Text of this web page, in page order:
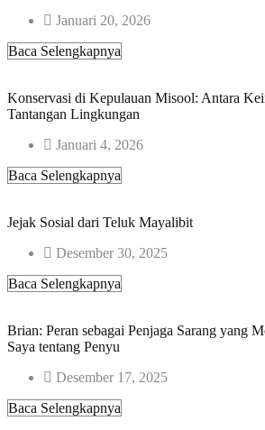
Januari 20, 2026
Baca Selengkapnya
Konservasi di Kepulauan Misool: Antara
Tantangan Lingkungan
Januari 4, 2026
Baca Selengkapnya
Jejak Sosial dari Teluk Mayalibit​
Desember 30, 2025
Baca Selengkapnya
Brian: Peran sebagai Penjaga Sarang yang
Saya tentang Penyu
Desember 17, 2025
Baca Selengkapnya